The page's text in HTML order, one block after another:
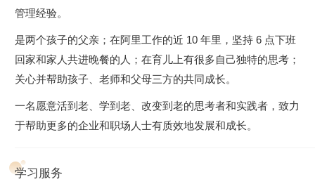
管理经验。
是两个孩子的父亲；在阿里工作的近 10 年里，坚持 6 点下班
回家和家人共进晚餐的人；在育儿上有很多自己独特的思考；
关心并帮助孩子、老师和父母三方的共同成长。
一名愿意活到老、学到老、改变到老的思考者和实践者，致力
于帮助更多的企业和职场人士有质效地发展和成长。
学习服务